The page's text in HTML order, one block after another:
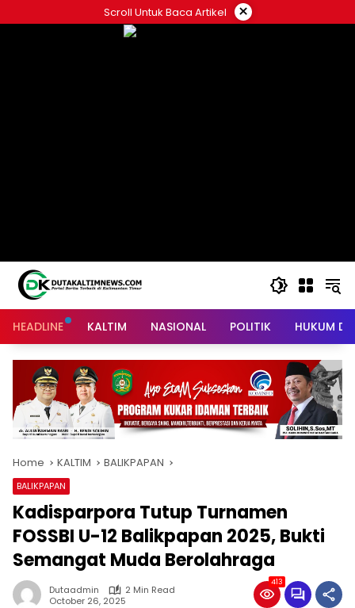
to
Scroll Untuk Baca Artikel ×
HEADLINE KALTIM NASIONAL POLITIK HUKUM
Home KALTIM BALIKPAPAN
BALIKPAPAN
Kadisparpora Tutup Turnamen
FOSSBI U-12 Balikpapan 2025, Bukti
Semangat Muda Berolahraga
Dutaadmin
2 Min Read
October 26, 2025
413